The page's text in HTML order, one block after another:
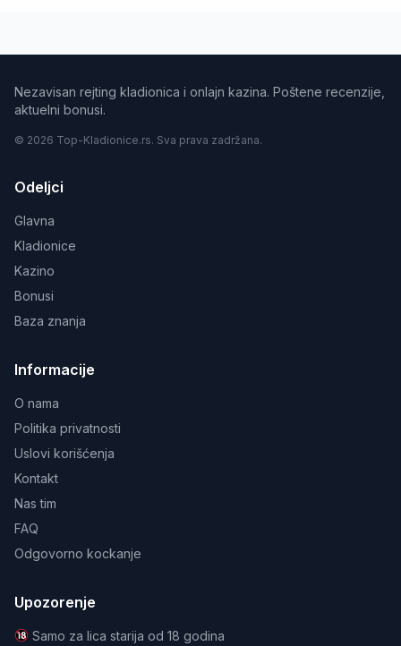
Nezavisan rejting kladionica i onlajn kazina. Poštene recenzije,
aktuelni bonusi.
© 2026 Top-Kladionice.rs. Sva prava zadržana.
Odeljci
Glavna
Kladionice
Kazino
Bonusi
Baza znanja
Informacije
O nama
Politika privatnosti
Uslovi korišćenja
Kontakt
Nas tim
FAQ
Odgovorno kockanje
Upozorenje
Samo za lica starija od 18 godina